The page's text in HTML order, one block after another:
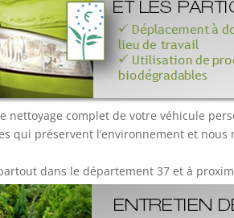
nettoyage complet de votre véhicule
qui préservent l’environnement et nous
dans le département 37 et à